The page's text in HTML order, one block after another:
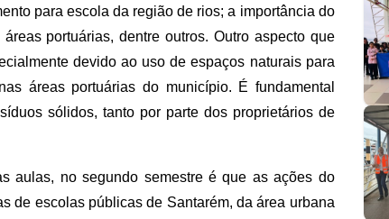
para escola da região de rios; a importância do
portuárias, dentre outros. Outro aspecto que
devido ao uso de espaços naturais para
áreas portuárias do município. É fundamental
sólidos, tanto por parte dos proprietários de
aulas, no segundo semestre é que as ações do
de escolas públicas de Santarém, da área urbana